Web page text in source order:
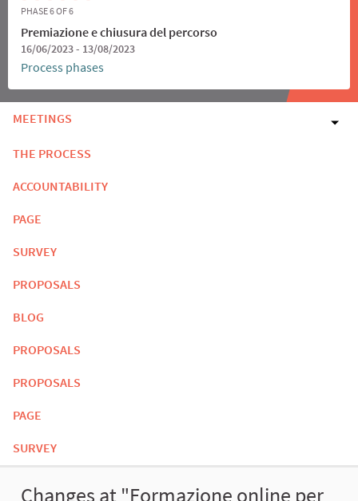
PHASE 6 OF 6
Premiazione e chiusura del percorso
16/06/2023 - 13/08/2023
Process phases
MEETINGS
THE PROCESS
ACCOUNTABILITY
PAGE
SURVEY
PROPOSALS
BLOG
PROPOSALS
PROPOSALS
PAGE
SURVEY
Changes at "Formazione online per